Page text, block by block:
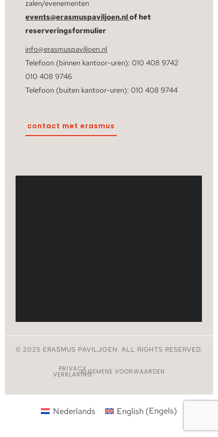
zalen/evenementen
events@erasmuspaviljoen.nlof het
reserveringsformulier
info@erasmuspaviljoen.nl
Telefoon (binnen kantoor-uren): 010 408 9742
010 408 9746
Telefoon (buiten kantoor-uren): 010 408 9744
contact met erasmus
© 2025 ERASMUS PAVILJOEN. ALL RIGHTS RESERVED.
PRIVACY
VERKLARINGALGEMENE VOORWAARDEN
Nederlands English (Engels)